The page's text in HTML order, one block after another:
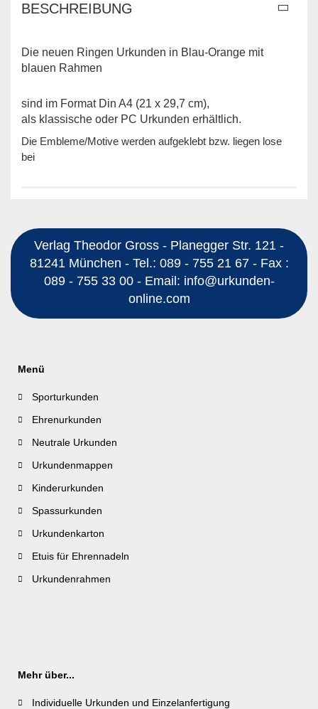
BESCHREIBUNG
Die neuen Ringen Urkunden in Blau-Orange mit
blauen Rahmen
sind im Format Din A4 (21 x 29,7 cm),
als klassische oder PC Urkunden erhältlich.
Die Embleme/Motive werden aufgeklebt bzw. liegen lose
bei
Verlag Theodor Gross - Planegger Str. 121 -
81241 München - Tel.: 089 - 755 21 67 - Fax :
089 - 755 33 00 - Email: info@urkunden-
online.com
Menü
Sporturkunden
Ehrenurkunden
Neutrale Urkunden
Urkundenmappen
Kinderurkunden
Spassurkunden
Urkundenkarton
Etuis für Ehrennadeln
Urkundenrahmen
Mehr über...
Individuelle Urkunden und Einzelanfertigung